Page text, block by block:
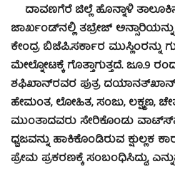
ದಾವಣಗೆರೆ ಜಿಲ್ಲೆ ಹೊನ್ನಾಳಿ
ಜಾರ್ಖಂಡ್‍ನಲ್ಲಿ ತಬ್ರೇಜ್
ಕೇಂದ್ರ ಬಿಜೆಪಿ.ಸರ್ಕಾರ ಮುಸ್ಲಿಂರನ್ನು
ಮೇಲ್ನೋಟಕ್ಕೆ ಗೊತ್ತಾಗುತ್ತದೆ. ಜೂ.9
ಶಫಿಖಾನ್‍ರವರ ಪುತ್ರ
ಹೇಮಂತ, ಲೋಹಿತ, ಸಂಜು, ಲಕ್ಷ್ಮಣ,
ಮುಂತಾದವರು ಸೇರಿಕೊಂಡು
ಧ್ವಜವನ್ನು ಹಾಕಿಕೊಂಡಿರುವ ಕ್ಷುಲ್ಲಕ
ಪ್ರೇಮ ಪ್ರಕರಣಕ್ಕೆ ಸಂಬಂಧಿಸಿದ್ದು,